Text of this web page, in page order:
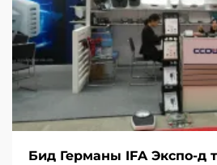
Бид Германы IFA Экспо-д